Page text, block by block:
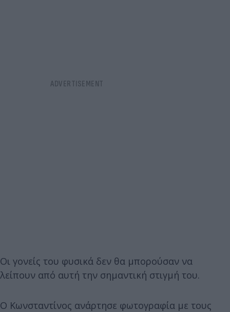
Οι γονείς του φυσικά δεν θα μπορούσαν να
λείπουν από αυτή την σημαντική στιγμή του.
Ο Κωνσταντίνος ανάρτησε φωτογραφία με τους